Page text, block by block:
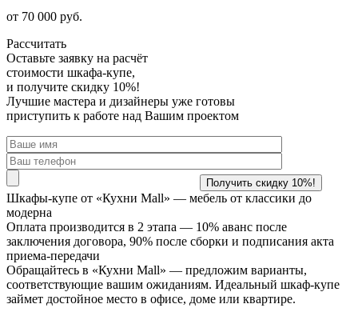
от 70 000 руб.
Рассчитать
Оставьте заявку на расчёт
стоимости шкафа-купе,
и получите скидку 10%!
Лучшие мастера и дизайнеры уже готовы
приступить к работе над Вашим проектом
Шкафы-купе от «Кухни Mall» — мебель от классики до
модерна
Оплата производится в 2 этапа — 10% аванс после
заключения договора, 90% после сборки и подписания акта
приема-передачи
Обращайтесь в «Кухни Mall» — предложим варианты,
соответствующие вашим ожиданиям. Идеальный шкаф-купе
займет достойное место в офисе, доме или квартире.